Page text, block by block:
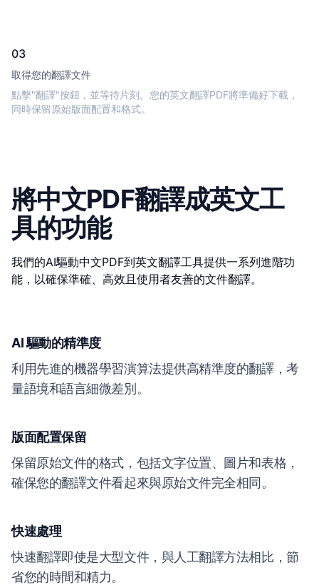
03
取得您的翻譯文件
點擊"翻譯"按鈕，並等待片刻。您的英文翻譯PDF將準備好下載，
同時保留原始版面配置和格式。
將中文PDF翻譯成英文工
具的功能
我們的AI驅動中文PDF到英文翻譯工具提供一系列進階功
能，以確保準確、高效且使用者友善的文件翻譯。
AI 驅動的精準度
利用先進的機器學習演算法提供高精準度的翻譯，考
量語境和語言細微差別。
版面配置保留
保留原始文件的格式，包括文字位置、圖片和表格，
確保您的翻譯文件看起來與原始文件完全相同。
快速處理
快速翻譯即使是大型文件，與人工翻譯方法相比，節
省您的時間和精力。